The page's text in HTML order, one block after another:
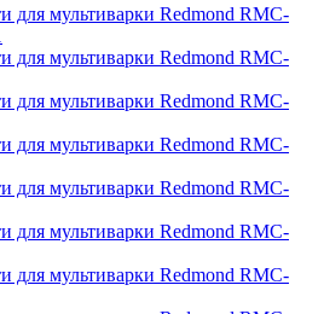
для мультиварки Redmond RMC-
для мультиварки Redmond RMC-
для мультиварки Redmond RMC-
для мультиварки Redmond RMC-
для мультиварки Redmond RMC-
для мультиварки Redmond RMC-
для мультиварки Redmond RMC-